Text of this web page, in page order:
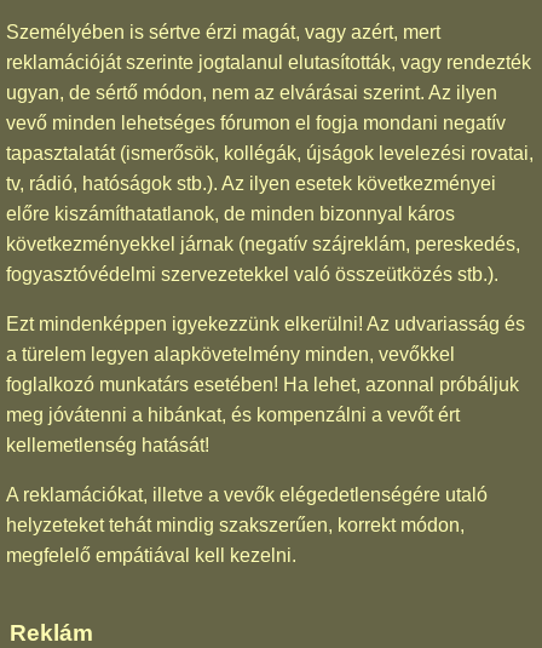
Személyében is sértve érzi magát, vagy azért, mert
reklamációját szerinte jogtalanul elutasították, vagy rendezték
ugyan, de sértő módon, nem az elvárásai szerint. Az ilyen
vevő minden lehetséges fórumon el fogja mondani negatív
tapasztalatát (ismerősök, kollégák, újságok levelezési rovatai,
tv, rádió, hatóságok stb.). Az ilyen esetek következményei
előre kiszámíthatatlanok, de minden bizonnyal káros
következményekkel járnak (negatív szájreklám, pereskedés,
fogyasztóvédelmi szervezetekkel való összeütközés stb.).
Ezt mindenképpen igyekezzünk elkerülni! Az udvariasság és
a türelem legyen alapkövetelmény minden, vevőkkel
foglalkozó munkatárs esetében! Ha lehet, azonnal próbáljuk
meg jóvátenni a hibánkat, és kompenzálni a vevőt ért
kellemetlenség hatását!
A reklamációkat, illetve a vevők elégedetlenségére utaló
helyzeteket tehát mindig szakszerűen, korrekt módon,
megfelelő empátiával kell kezelni.
Reklám